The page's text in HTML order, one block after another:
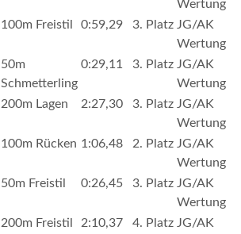
Wertung
100m Freistil
0:59,29 3. Platz JG/AK
Wertung
50m
Schmetterling
0:29,11 3. Platz JG/AK
Wertung
200m Lagen
2:27,30 3. Platz JG/AK
Wertung
100m Rücken 1:06,48 2. Platz JG/AK
Wertung
50m Freistil
0:26,45 3. Platz JG/AK
Wertung
200m Freistil
2:10,37 4. Platz JG/AK